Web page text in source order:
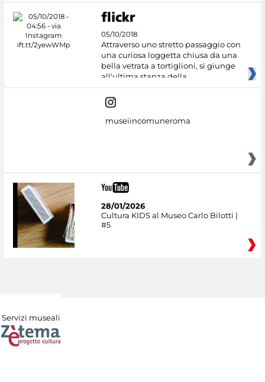
05/10/2018
Attraverso uno stretto passaggio con
una curiosa loggetta chiusa da una
bella vetrata a tortiglioni, si giunge
all'ultima stanza della
museiincomuneroma
28/01/2026
Cultura KIDS al Museo Carlo Bilotti |
#5
Servizi museali